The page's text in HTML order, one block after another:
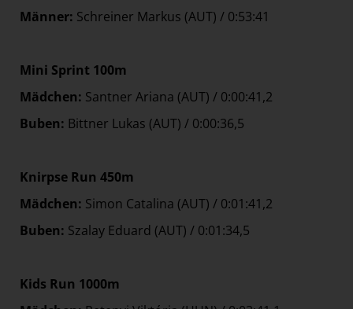
Männer: Schreiner Markus (AUT) / 0:53:41
Mini Sprint 100m
Mädchen: Santner Ariana (AUT) / 0:00:41,2
Buben: Bittner Lukas (AUT) / 0:00:36,5
Knirpse Run 450m
Mädchen: Simon Catalina (AUT) / 0:01:41,2
Buben: Szalay Eduard (AUT) / 0:01:34,5
Kids Run 1000m